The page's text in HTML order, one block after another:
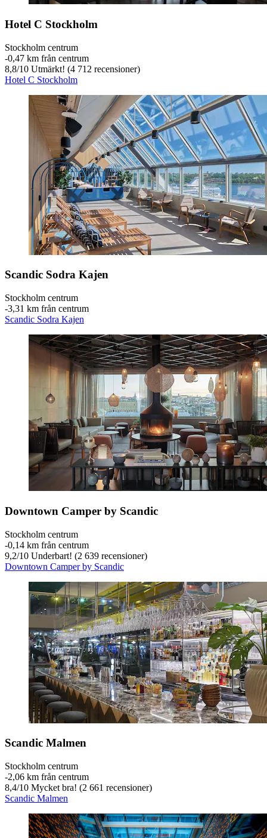
Hotel C Stockholm
Stockholm centrum
‐0,47 km från centrum
8,8/10 Utmärkt! (4 712 recensioner)
Hotel C Stockholm
Scandic Sodra Kajen
Stockholm centrum
‐3,31 km från centrum
Scandic Sodra Kajen
Downtown Camper by Scandic
Stockholm centrum
‐0,14 km från centrum
9,2/10 Underbart! (2 639 recensioner)
Downtown Camper by Scandic
Scandic Malmen
Stockholm centrum
‐2,06 km från centrum
8,4/10 Mycket bra! (2 661 recensioner)
Scandic Malmen